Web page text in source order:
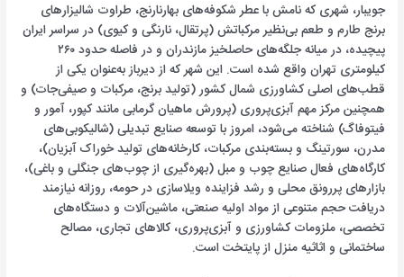
جویبار، شهری که نامش با عطر شکوفه‌های بهارنارنج، طراوت شالیزارهای
برنج طارم و طعم بی‌نظیر مرکباتش (پرتقال، نارنگی و کیوی) در سراسر ایران
پیچیده، در میانه جلگه‌های حاصلخیز مازندران و در فاصله حدود ۲۶۰
کیلومتری تهران واقع شده است. این شهر که از دیرباز به‌عنوان یکی از
قطب‌های اصلی کشاورزی شمال کشور (تولید برنج، مرکبات و صیفی‌جات) و
همچنین مرکز مهم آبزی‌پروری (پرورش ماهیان گرمابی مانند کپور، آمور و
فیتوفاگ) شناخته می‌شود، امروز با توسعه صنایع تبدیلی (شالیکوبی‌های
مدرن، سورتینگ و بسته‌بندی مرکبات، کارخانه‌های تولید خوراک آبزیان)،
کارگاه‌های فعال صنایع چوب و مبل (بهره‌گیری از چوب‌های جنگلی و باغی)،
بازارهای پررونق محلی و رشد فزاینده ویلا‌سازی در حومه، روزانه نیازمند
دریافت حجم متنوعی از مواد اولیه صنعتی، ماشین‌آلات و دستگاه‌های
تخصصی، ملزومات کشاورزی و آبزی‌پروری، کالاهای تجاری، مصالح
ساختمانی و اثاثیه منزل از پایتخت است.